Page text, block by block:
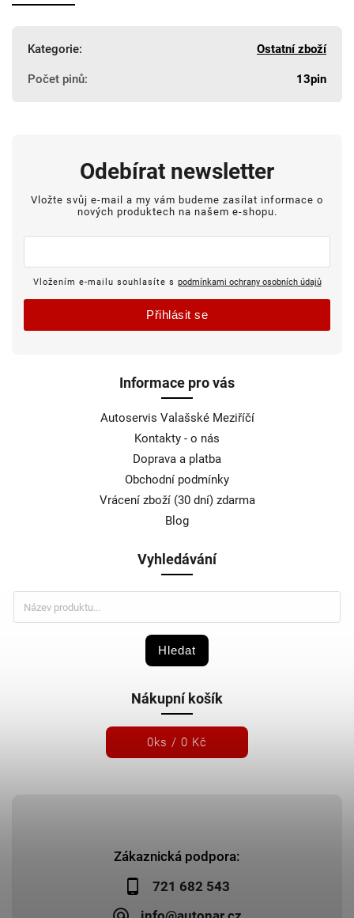
Kategorie: Ostatní zboží
Počet pinů: 13pin
Zákaznická podpora:
721 682 543
Informace pro vás
Autoservis Valašské Meziříčí
Kontakty - o nás
Doprava a platba
Obchodní podmínky
Vrácení zboží (30 dní) zdarma
Blog
Vyhledávání
Hledat
Nákupní košík
0ks / 0 Kč
Odebírat newsletter
Vložte svůj e-mail a my vám budeme zasílat informace o
nových produktech na našem e-shopu.
Vložením e-mailu souhlasíte s podmínkami ochrany osobních údajů
Přihlásit se